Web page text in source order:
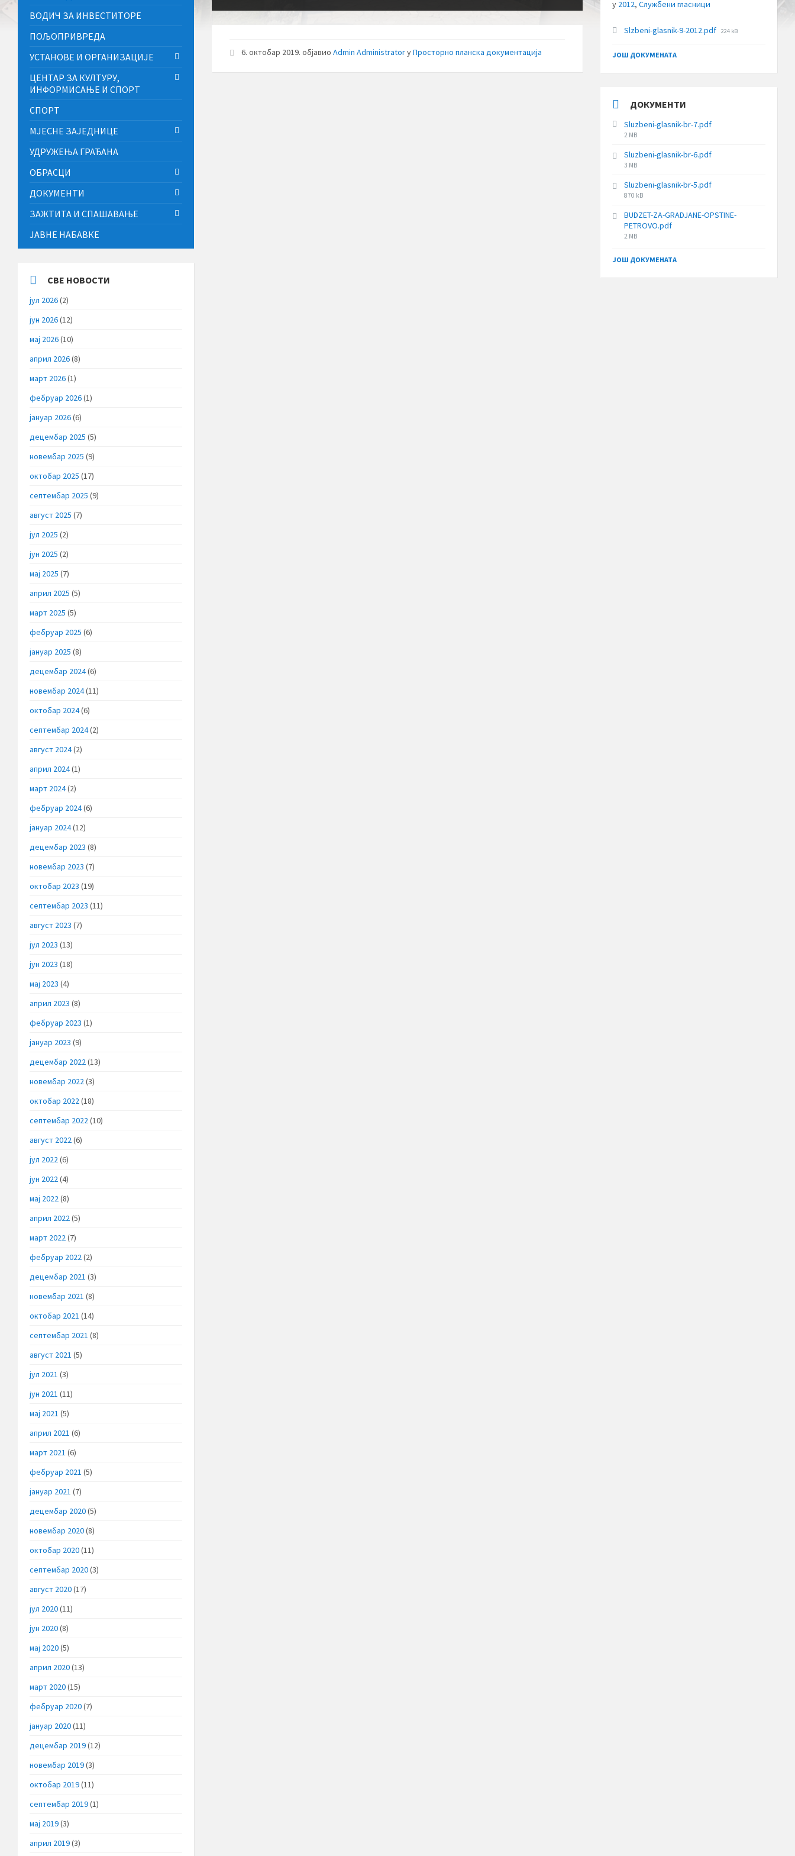
6. октобар 2019.објавиоAdmin AdministratorуПросторно планска документација
ВОДИЧ ЗА ИНВЕСТИТОРЕ
ПОЉОПРИВРЕДА
УСТАНОВЕ И ОРГАНИЗАЦИЈЕ
ЦЕНТАР ЗА КУЛТУРУ,
ИНФОРМИСАЊЕ И СПОРТ
СПОРТ
МЈЕСНЕ ЗАЈЕДНИЦЕ
УДРУЖЕЊА ГРАЂАНА
ОБРАСЦИ
ДОКУМЕНТИ
ЗАЖТИТА И СПАШАВАЊЕ
ЈАВНЕ НАБАВКЕ
СВЕ НОВОСТИ
јул 2026(2)
јун 2026(12)
мај 2026(10)
април 2026(8)
март 2026(1)
фебруар 2026(1)
јануар 2026(6)
децембар 2025 (5)
новембар 2025 (9)
октобар 2025 (17)
септембар 2025 (9)
август 2025 (7)
јул 2025 (2)
јун 2025 (2)
мај 2025 (7)
април 2025 (5)
март 2025 (5)
фебруар 2025 (6)
јануар 2025 (8)
децембар 2024(6)
новембар 2024(11)
октобар 2024(6)
септембар 2024(2)
август 2024(2)
април 2024(1)
март 2024(2)
фебруар 2024(6)
јануар 2024(12)
децембар 2023 (8)
новембар 2023 (7)
октобар 2023 (19)
септембар 2023 (11)
август 2023 (7)
јул 2023 (13)
јун 2023 (18)
мај 2023 (4)
април 2023 (8)
фебруар 2023 (1)
јануар 2023 (9)
децембар 2022(13)
новембар 2022(3)
октобар 2022(18)
септембар 2022(10)
август 2022(6)
јул 2022(6)
јун 2022(4)
мај 2022(8)
април 2022(5)
март 2022(7)
фебруар 2022(2)
децембар 2021 (3)
новембар 2021 (8)
октобар 2021 (14)
септембар 2021 (8)
август 2021 (5)
јул 2021 (3)
јун 2021 (11)
мај 2021 (5)
април 2021 (6)
март 2021 (6)
фебруар 2021 (5)
јануар 2021 (7)
децембар 2020(5)
новембар 2020(8)
октобар 2020(11)
септембар 2020(3)
август 2020(17)
јул 2020(11)
јун 2020(8)
мај 2020(5)
април 2020(13)
март 2020(15)
фебруар 2020(7)
јануар 2020(11)
децембар 2019(12)
новембар 2019(3)
октобар 2019(11)
септембар 2019(1)
мај 2019(3)
април 2019(3)
у 2012,Службени гласници
Slzbeni-glasnik-9-2012.pdf File
224 kB
ЈОШ ДОКУМЕНАТА
ДОКУМЕНТИ
Sluzbeni-glasnik-br-7.pdf
File
2 MB
Sluzbeni-glasnik-br-6.pdf
File
3 MB
Sluzbeni-glasnik-br-5.pdf
File
870 kB
BUDZET-ZA-GRADJANE-OPSTINE-
PETROVO.pdf
File
2 MB
ЈОШ ДОКУМЕНАТА